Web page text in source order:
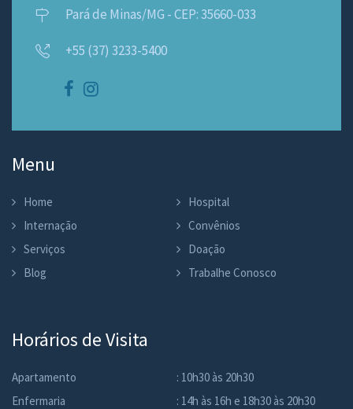
Pará de Minas/MG - CEP: 35660-033
+55 (37) 3233-5400
Menu
Home
Hospital
Internação
Convênios
Serviços
Doação
Blog
Trabalhe Conosco
Horários de Visita
Apartamento
: 10h30 às 20h30
Enfermaria
: 14h às 16h e 18h30 às 20h30